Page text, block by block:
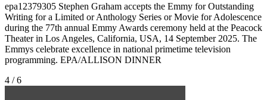
epa12379305 Stephen Graham accepts the Emmy for Outstanding
Writing for a Limited or Anthology Series or Movie for Adolescence
during the 77th annual Emmy Awards ceremony held at the Peacock
Theater in Los Angeles, California, USA, 14 September 2025. The
Emmys celebrate excellence in national primetime television
programming. EPA/ALLISON DINNER
4 / 6